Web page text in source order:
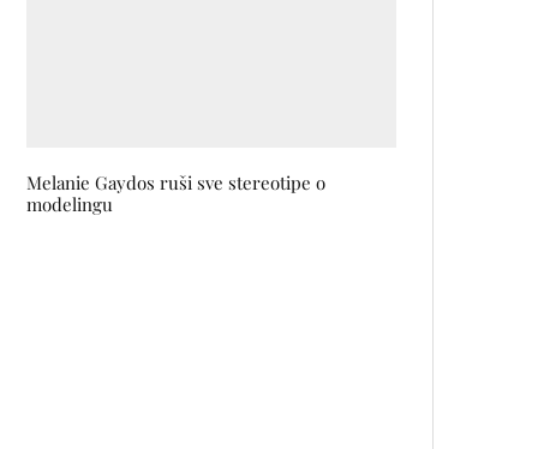
Melanie Gaydos ruši sve stereotipe o
modelingu